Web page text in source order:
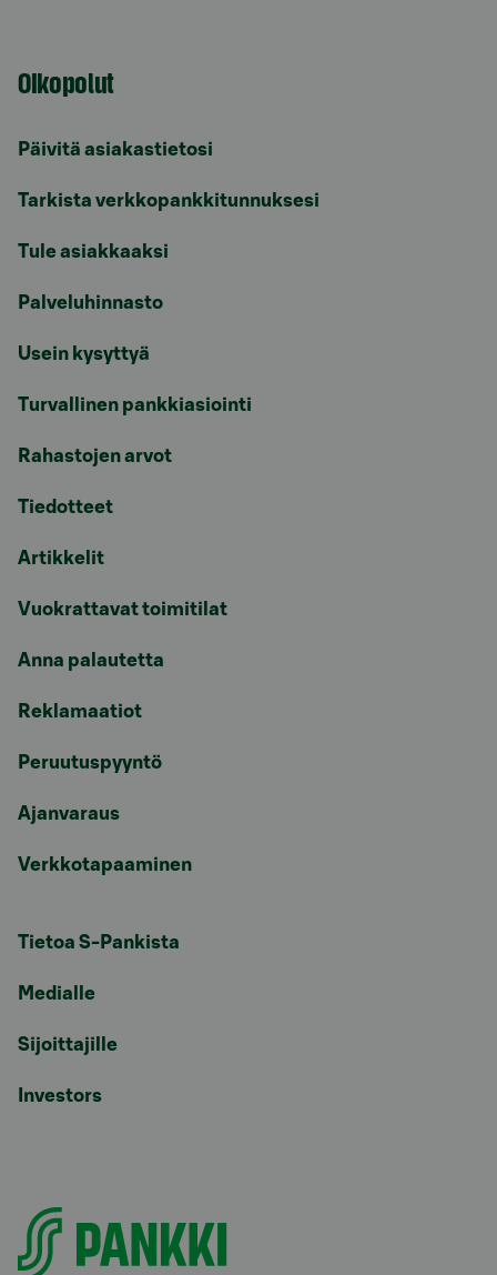
Oikopolut
Päivitä asiakastietosi
Tarkista verkkopankkitunnuksesi
Tule asiakkaaksi
Palveluhinnasto
Usein kysyttyä
Turvallinen pankkiasiointi
Rahastojen arvot
Tiedotteet
Artikkelit
Vuokrattavat toimitilat
Anna palautetta
Reklamaatiot
Peruutuspyyntö
Ajanvaraus
Verkkotapaaminen
Tietoa S-Pankista
Medialle
Sijoittajille
Investors